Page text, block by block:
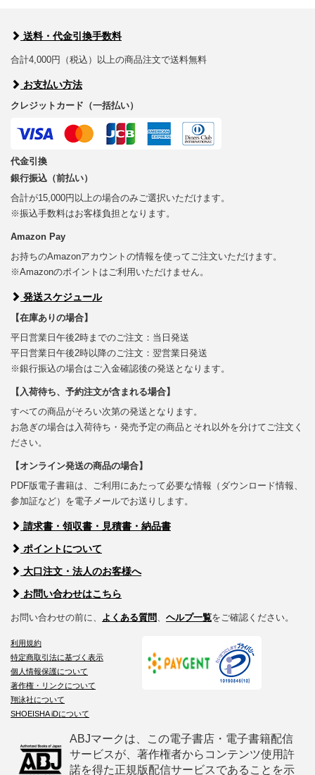
送料・代金引換手数料
合計4,000円（税込）以上の商品注文で送料無料
お支払い方法
クレジットカード（一括払い）
代金引換
銀行振込（前払い）
合計が15,000円以上の場合のみご選択いただけます。
※振込手数料はお客様負担となります。
Amazon Pay
お持ちのAmazonアカウントの情報を使ってご注文いただけます。
※Amazonのポイントはご利用いただけません。
発送スケジュール
【在庫ありの場合】
平日営業日午後2時までのご注文：当日発送
平日営業日午後2時以降のご注文：翌営業日発送
※銀行振込の場合はご入金確認後の発送となります。
【入荷待ち、予約注文が含まれる場合】
すべての商品がそろい次第の発送となります。
お急ぎの場合は入荷待ち・発売予定の商品とそれ以外を分けてご注文く
ださい。
【オンライン発送の商品の場合】
PDF版電子書籍は、ご利用にあたって必要な情報（ダウンロード情報、
参加証など）を電子メールでお送りします。
請求書・領収書・見積書・納品書
ポイントについて
大口注文・法人のお客様へ
お問い合わせはこちら
お問い合わせの前に、 よくある質問、 ヘルプ一覧をご確認ください。
利用規約
特定商取引法に基づく表示
個人情報保護について
著作権・リンクについて
翔泳社について
SHOEISHA iDについて
ABJマークは、この電子書店・電子書籍配信
サービスが、著作権者からコンテンツ使用許
諾を得た正規版配信サービスであることを示